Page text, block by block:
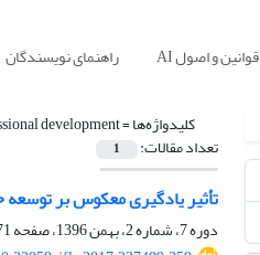
قوانین و اصول AI راهنمای نویسندگان
کلیدواژه‌ها =development
تعداد مقالات: 1
تأثیر یادگیری معکوس بر
دوره 7، شماره 2، بهمن 1396، صفحه